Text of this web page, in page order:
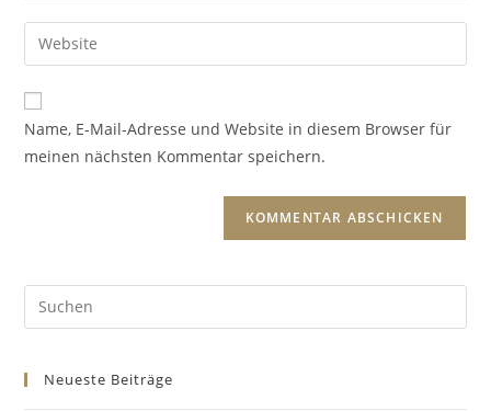
Name, E-Mail-Adresse und Website in diesem Browser für
meinen nächsten Kommentar speichern.
Neueste Beiträge